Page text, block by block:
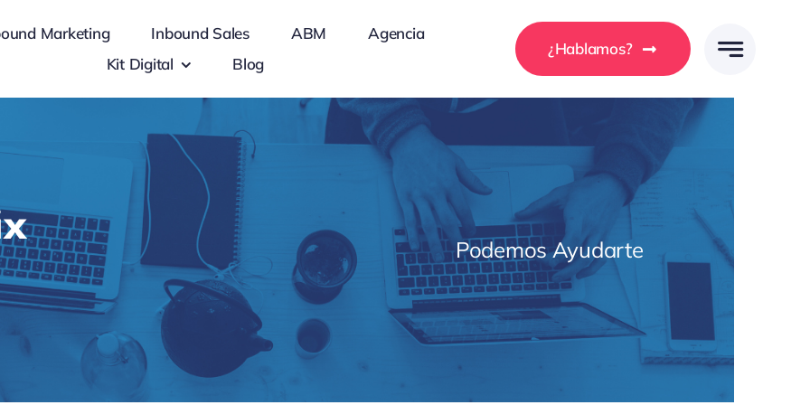
Marketing Inbound Sales ABM
Agencia
Kit Digital
Blog
¿Hablamos?
Podemos Ayudarte